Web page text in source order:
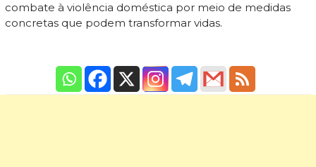
combate à violência doméstica por meio de medidas
concretas que podem transformar vidas.